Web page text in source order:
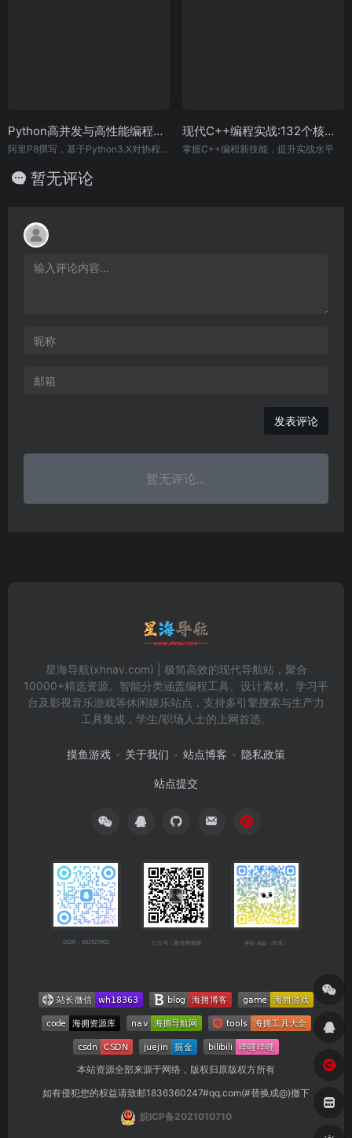
Python高并发与高性能编程：原理与实践
阿里P8撰写，基于Python3.X对协程、线程、锁、性能优化等从原理和实践两个层面进行讲解，内含大量案例
现代C++编程实战:132个核心技巧示例（原书第2版）
掌握C++编程新技能，提升实战水平
暂无评论
发表评论
暂无评论...
星海导航(xhnav.com) | 极简高效的现代导航站，聚合
10000+精选资源。智能分类涵盖编程工具、设计素材、学习平
台及影视音乐游戏等休闲娱乐站点，支持多引擎搜索与生产力
工具集成，学生/职场人士的上网首选。
摸鱼游戏 关于我们 站点博客 隐私政策
站点提交
QQ群：682921902 公众号：微信搜海拥 本站 app（安卓）
本站资源全部来源于网络，版权归原版权方所有
如有侵犯您的权益请致邮1836360247#qq.com(#替换成@)撤下
皖ICP备2021010710